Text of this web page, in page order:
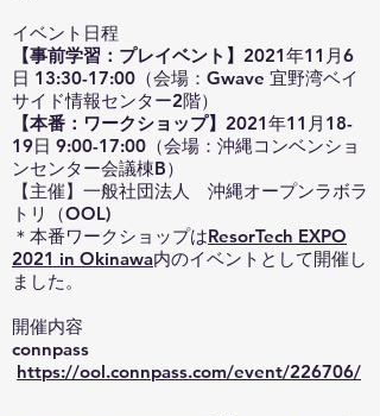
イベント日程
【事前学習：プレイベント】 2021年11月6
日 13:30-17:00（会場：Gwave 宜野湾ベイ
サイド情報センター2階）
【本番：ワークショップ】 2021年11月18-
19日 9:00-17:00（会場：沖縄コンベンショ
ンセンター会議棟B）
【主催】一般社団法人 沖縄オープンラボラ
トリ（OOL)
＊本番ワークショップはResorTech EXPO
2021 in Okinawa内のイベントとして開催し
ました。
開催内容
connpass
https://ool.connpass.com/event/226706/